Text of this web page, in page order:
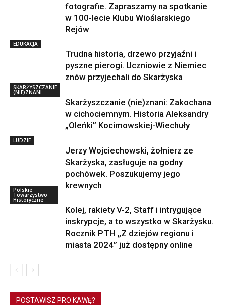
fotografie. Zapraszamy na spotkanie
w 100-lecie Klubu Wioślarskiego
Rejów
EDUKACJA
Trudna historia, drzewo przyjaźni i
pyszne pierogi. Uczniowie z Niemiec
znów przyjechali do Skarżyska
SKARŻYSZCZANIE
(NIE)ZNANI
Skarżyszczanie (nie)znani: Zakochana
w cichociemnym. Historia Aleksandry
„Oleńki” Kocimowskiej-Wiechuły
LUDZIE
Jerzy Wojciechowski, żołnierz ze
Skarżyska, zasługuje na godny
pochówek. Poszukujemy jego
krewnych
Polskie
Towarzystwo
Historyczne
Kolej, rakiety V-2, Staff i intrygujące
inskrypcje, a to wszystko w Skarżysku.
Rocznik PTH „Z dziejów regionu i
miasta 2024” już dostępny online
POSTAWISZ PRO KAWĘ?